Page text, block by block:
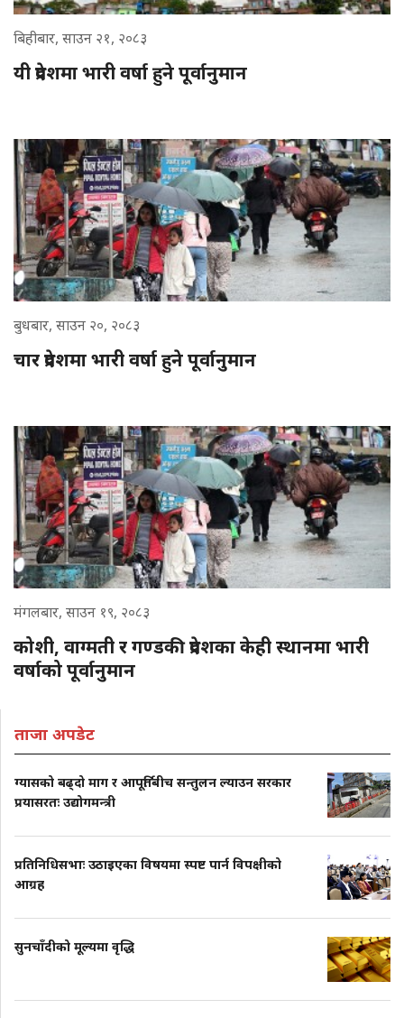
बिहीबार, साउन २१, २०८३
यी प्रदेशमा भारी वर्षा हुने पूर्वानुमान
बुधबार, साउन २०, २०८३
चार प्रदेशमा भारी वर्षा हुने पूर्वानुमान
मंगलबार, साउन १९, २०८३
कोशी, वाग्मती र गण्डकी प्रदेशका केही स्थानमा भारी
वर्षाको पूर्वानुमान
ताजा अपडेट
ग्यासको बढ्दो माग र आपूर्तिबीच सन्तुलन ल्याउन सरकार
प्रयासरतः उद्योगमन्त्री
प्रतिनिधिसभाः उठाइएका विषयमा स्पष्ट पार्न विपक्षीको
आग्रह
सुनचाँदीको मूल्यमा वृद्धि